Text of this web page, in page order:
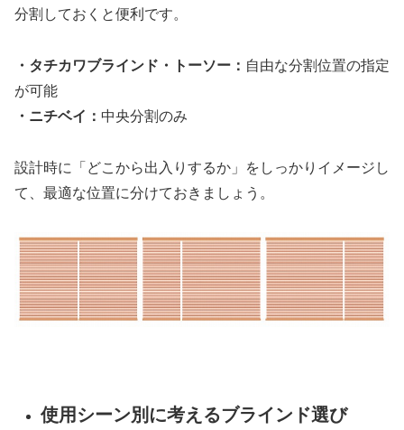
分割しておくと便利です。
・タチカワブラインド・トーソー： 自由な分割位置の指定
が可能
・ニチベイ： 中央分割のみ
設計時に「どこから出入りするか」をしっかりイメージし
て、最適な位置に分けておきましょう。
使用シーン別に考えるブラインド選び